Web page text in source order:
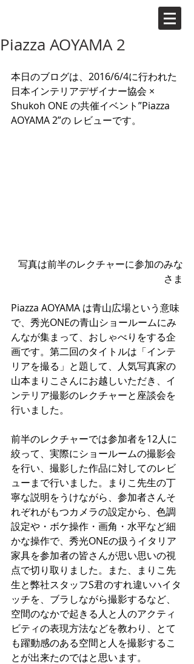
Piazza AOYAMA 2
本日のブログは、2016/6/4に行われた
日本インテリアデザイナー協会 ×
Shukoh ONE の共催イベント”Piazza
AOYAMA 2”の レビューです。
写真は前半のレクチャーに参加のみな
さま
Piazza AOYAMA は青山広場という意味
で、秀光ONEの青山ショールームにみ
んなが集まって、おしゃべりをする企
画です。第二回のタイトルは「インテ
リアを撮る」と題して、人気写真家の
山本まりこさんにお越しいただき、イ
ンテリア撮影のレクチャーと座談会を
行いました。
前半のレクチャーでは参加者を12人に
絞って、実際にショールームの撮影会
を行い、撮影した作品に対してのレビ
ューまで行いました。まりこ先生の丁
寧な説明をうけながら、参加者さんそ
れぞれがもつカメラの設定から、色調
設定や・ボケ操作・画角・水平など細
かな操作で、秀光ONEの扱うイタリア
家具を参加者の皆さんが思い思いの視
点で切り取りました。また、まりこ先
生と弊社スタッフS君のすれ違いハイタ
ッチを、ブラしながら撮影するなど、
空間のなかで起きる人と人のアクティ
ビティの表現方法などを教わり、とて
も躍動感のある空間と人を撮影するこ
とが出来たのではと思います。